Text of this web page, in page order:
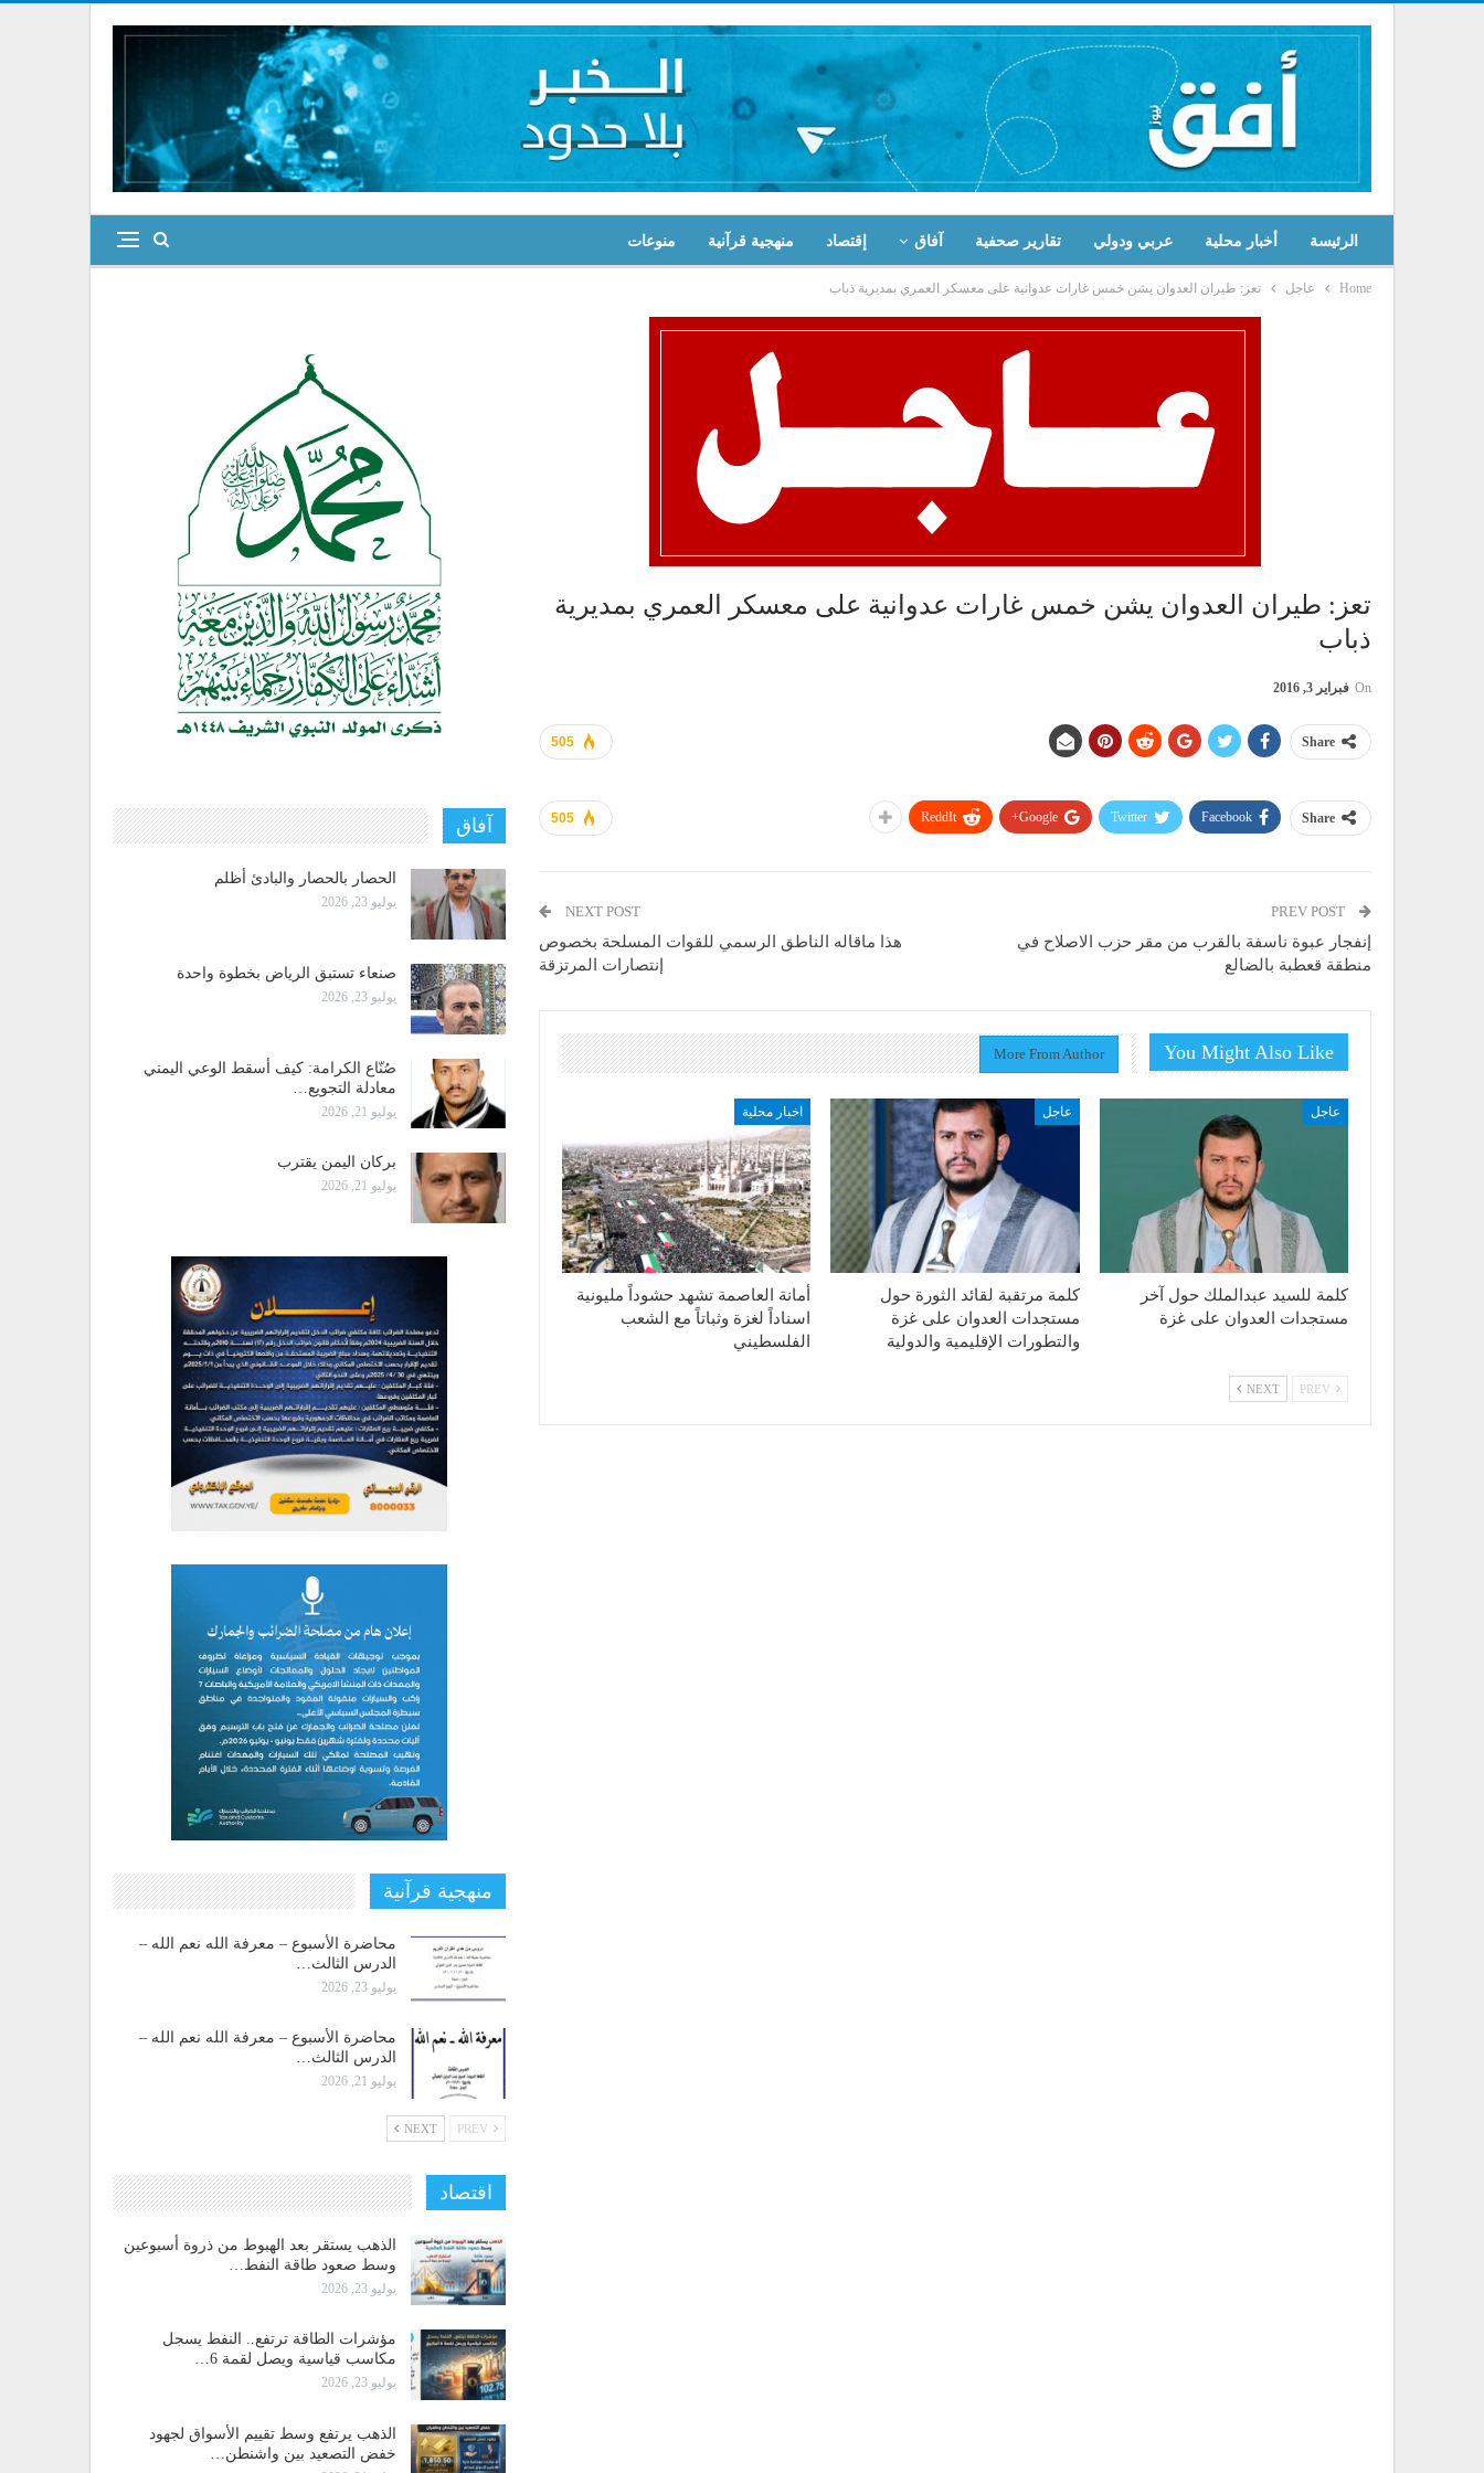
الرئيسة أخبار محلية عربي ودولي تقارير صحفية آفاق إقتصاد منهجية قرآنية منوعات
Home عاجل تعز: طيران العدوان يشن خمس غارات عدوانية على معسكر العمري بمديرية ذباب
تعز: طيران العدوان يشن خمس غارات عدوانية على معسكر العمري بمديرية
ذباب
On فبراير 3, 2016
505 Share
505 Share
Facebook
Twitter
Google+
ReddIt
إنفجار عبوة ناسفة بالقرب من مقر حزب الاصلاح في
منطقة قعطبة بالضالع
NEXT POST
هذا ماقاله الناطق الرسمي للقوات المسلحة بخصوص
إنتصارات المرتزقة
You Might Also Like
More From Author
عاجل
كلمة للسيد عبدالملك حول آخر
مستجدات العدوان على غزة
عاجل
كلمة مرتقبة لقائد الثورة حول
مستجدات العدوان على غزة
والتطورات الإقليمية والدولية
اخبار محلية
أمانة العاصمة تشهد حشوداً مليونية
اسناداً لغزة وثباتاً مع الشعب
الفلسطيني
NEXT
آفاق
الحصار بالحصار والبادئ أظلم
يوليو 23, 2026
صنعاء تستبق الرياض بخطوة واحدة
يوليو 23, 2026
صُنّاع الكرامة: كيف أسقط الوعي اليمني
معادلة التجويع…
يوليو 21, 2026
بركان اليمن يقترب
يوليو 21, 2026
منهجية قرآنية
محاضرة الأسبوع – معرفة الله نعم الله –
الدرس الثالث…
يوليو 23, 2026
محاضرة الأسبوع – معرفة الله نعم الله –
الدرس الثالث…
يوليو 21, 2026
NEXT
اقتصاد
الذهب يستقر بعد الهبوط من ذروة أسبوعين
وسط صعود طاقة النفط…
يوليو 23, 2026
مؤشرات الطاقة ترتفع.. النفط يسجل
مكاسب قياسية ويصل لقمة 6…
يوليو 23, 2026
الذهب يرتفع وسط تقييم الأسواق لجهود
خفض التصعيد بين واشنطن…